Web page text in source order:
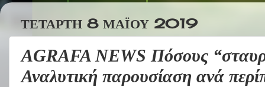
ΤΕΤΆΡΤΗ 8 ΜΑΪ́ΟΥ 2019
AGRAFA NEWS Πόσους
Αναλυτική παρουσίαση ανά